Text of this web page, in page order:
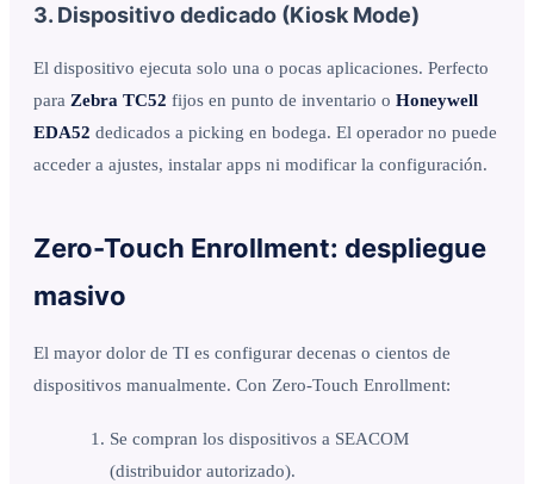
3. Dispositivo dedicado (Kiosk Mode)
El dispositivo ejecuta solo una o pocas aplicaciones. Perfecto
para Zebra TC52 fijos en punto de inventario o Honeywell
EDA52 dedicados a picking en bodega. El operador no puede
acceder a ajustes, instalar apps ni modificar la configuración.
Zero-Touch Enrollment: despliegue
masivo
El mayor dolor de TI es configurar decenas o cientos de
dispositivos manualmente. Con Zero-Touch Enrollment:
Se compran los dispositivos a SEACOM
(distribuidor autorizado).